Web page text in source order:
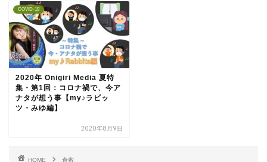
COVID-19
2020年 Onigiri Media 夏特
集・第1回：コロナ禍で、今ア
ナタが想う事【my♪ラビッ
ツ・みゆ編】
2020年8月9日
HOME 倉敷